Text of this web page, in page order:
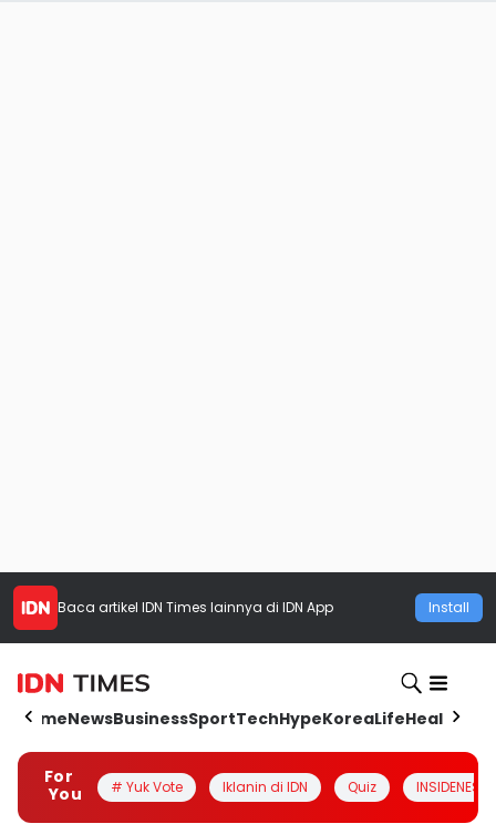
Baca artikel IDN Times lainnya di IDN App Install
HomeNewsBusinessSportTechHypeKoreaLifeHealth
For
You
# Yuk Vote Iklanin di IDN Quiz INSIDENESIA